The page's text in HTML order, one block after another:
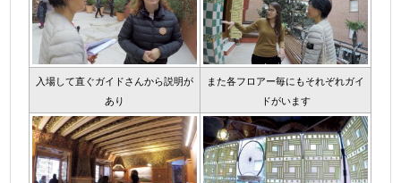
入場して直ぐガイドさんから説明が
あり
また各フロアー毎にもそれぞれガイ
ドがいます